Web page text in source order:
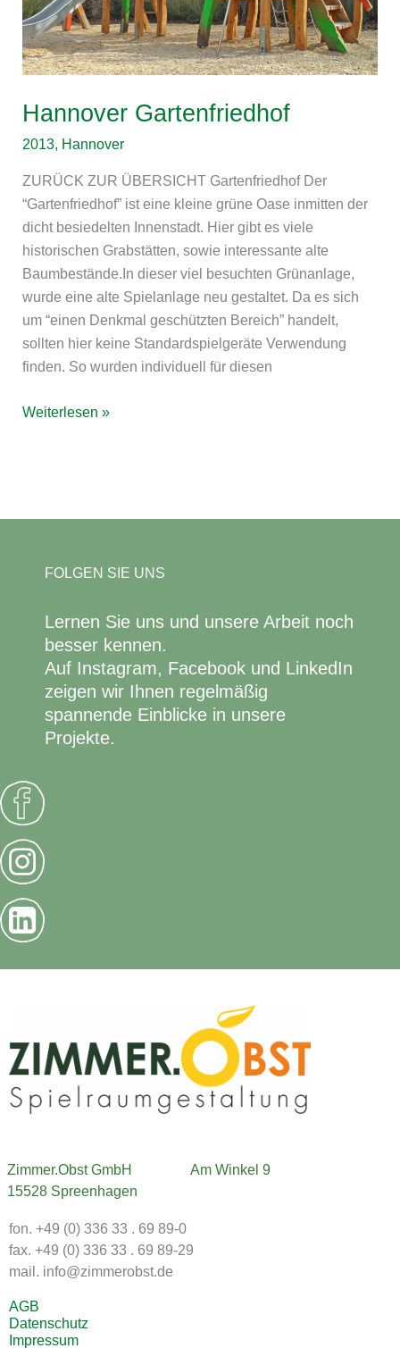
Hannover Gartenfriedhof
2013 Hannover
ZURÜCK ZUR ÜBERSICHT Gartenfriedhof Der
“Gartenfriedhof” ist eine kleine grüne Oase inmitten der
dicht besiedelten Innenstadt. Hier gibt es viele
historischen Grabstätten, sowie interessante alte
Baumbestände.In dieser viel besuchten Grünanlage,
wurde eine alte Spielanlage neu gestaltet. Da es sich
um “einen Denkmal geschützten Bereich” handelt,
sollten hier keine Standardspielgeräte Verwendung
finden. So wurden individuell für diesen
Weiterlesen »
FOLGEN SIE UNS
Lernen Sie uns und unsere Arbeit noch
besser kennen.
Auf Instagram, Facebook und LinkedIn
zeigen wir Ihnen regelmäßig
spannende Einblicke in unsere
Projekte.
Zimmer.Obst GmbH
Am Winkel 9
15528 Spreenhagen
fon. +49 (0) 336 33 . 69 89-0
fax. +49 (0) 336 33 . 69 89-29
mail. info@zimmerobst.de
AGB
Datenschutz
Impressum